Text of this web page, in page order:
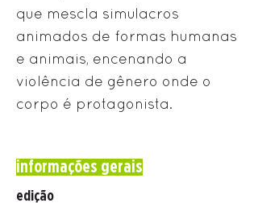
que mescla simulacros
animados de formas humanas
e animais, encenando a
violência de gênero onde o
corpo é protagonista.
informações gerais
edição